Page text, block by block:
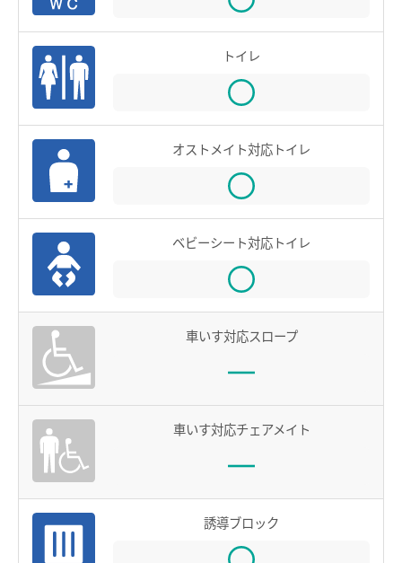
鉄道の運賃計算
きっぷを購入する
特殊な改札口のご利用方法
バスで使う
バスでの使い方
バスの運賃計算
鉄道・バス共通情報
おトクな乗継割引
manacaの安心機能
全国相互利用サービス
ご利用の注意点
お買い物で使う
こんなとき、どうするの？
トイレ
オストメイト対応トイレ
ベビーシート対応トイレ
車いす対応スロープ
車いす対応チェアメイト
誘導ブロック